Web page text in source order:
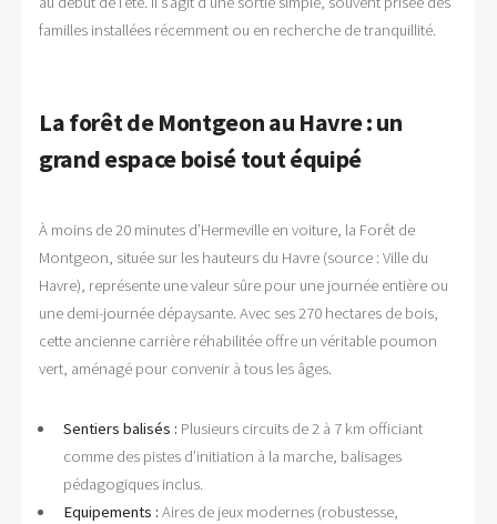
familles installées récemment ou en recherche de tranquillité.
La forêt de Montgeon au Havre : un
grand espace boisé tout équipé
À moins de 20 minutes d’Hermeville en voiture, la Forêt de
Montgeon, située sur les hauteurs du Havre (source : Ville du
Havre), représente une valeur sûre pour une journée entière ou
une demi-journée dépaysante. Avec ses 270 hectares de bois,
cette ancienne carrière réhabilitée offre un véritable poumon
vert, aménagé pour convenir à tous les âges.
Sentiers balisés : Plusieurs circuits de 2 à 7 km officiant
comme des pistes d’initiation à la marche, balisages
pédagogiques inclus.
Equipements : Aires de jeux modernes (robustesse,